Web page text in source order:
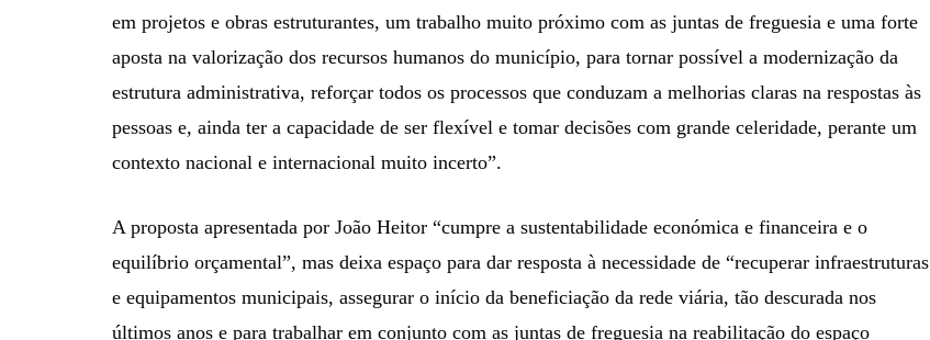
em projetos e obras estruturantes, um trabalho muito próximo com as juntas de freguesia e uma forte
aposta na valorização dos recursos humanos do município, para tornar possível a modernização da
estrutura administrativa, reforçar todos os processos que conduzam a melhorias claras na respostas às
pessoas e, ainda ter a capacidade de ser flexível e tomar decisões com grande celeridade, perante um
contexto nacional e internacional muito incerto”.
A proposta apresentada por João Heitor “cumpre a sustentabilidade económica e financeira e o
equilíbrio orçamental”, mas deixa espaço para dar resposta à necessidade de “recuperar infraestruturas
e equipamentos municipais, assegurar o início da beneficiação da rede viária, tão descurada nos
últimos anos e para trabalhar em conjunto com as juntas de freguesia na reabilitação do espaço